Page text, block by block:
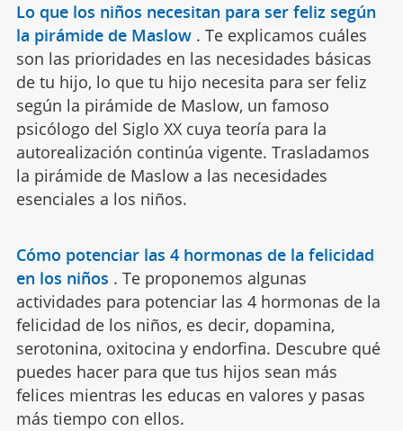
Lo que los niños necesitan para ser feliz según
la pirámide de Maslow . Te explicamos cuáles
son las prioridades en las necesidades básicas
de tu hijo, lo que tu hijo necesita para ser feliz
según la pirámide de Maslow, un famoso
psicólogo del Siglo XX cuya teoría para la
autorealización continúa vigente. Trasladamos
la pirámide de Maslow a las necesidades
esenciales a los niños.
Cómo potenciar las 4 hormonas de la felicidad
en los niños . Te proponemos algunas
actividades para potenciar las 4 hormonas de la
felicidad de los niños, es decir, dopamina,
serotonina, oxitocina y endorfina. Descubre qué
puedes hacer para que tus hijos sean más
felices mientras les educas en valores y pasas
más tiempo con ellos.